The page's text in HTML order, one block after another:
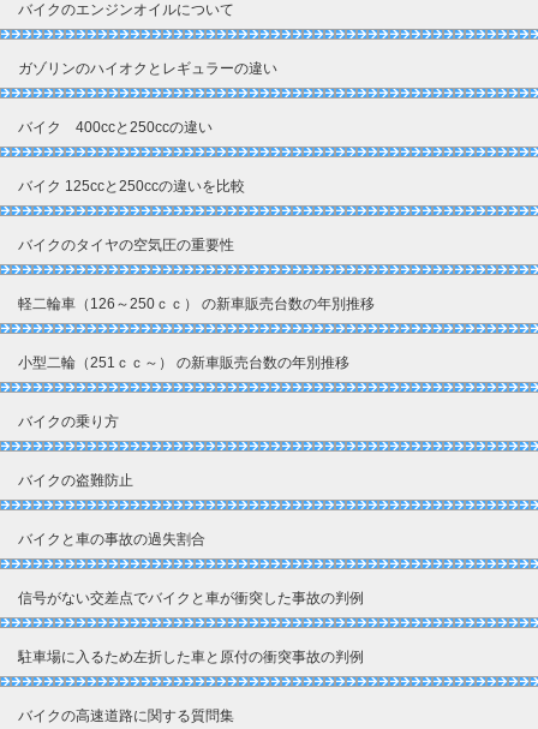
バイクのエンジンオイルについて
ガゾリンのハイオクとレギュラーの違い
バイク 400ccと250ccの違い
バイク 125ccと250ccの違いを比較
バイクのタイヤの空気圧の重要性
軽二輪車（126～250ｃｃ） の新車販売台数の年別推移
小型二輪（251ｃｃ～） の新車販売台数の年別推移
バイクの乗り方
バイクの盗難防止
バイクと車の事故の過失割合
信号がない交差点でバイクと車が衝突した事故の判例
駐車場に入るため左折した車と原付の衝突事故の判例
バイクの高速道路に関する質問集